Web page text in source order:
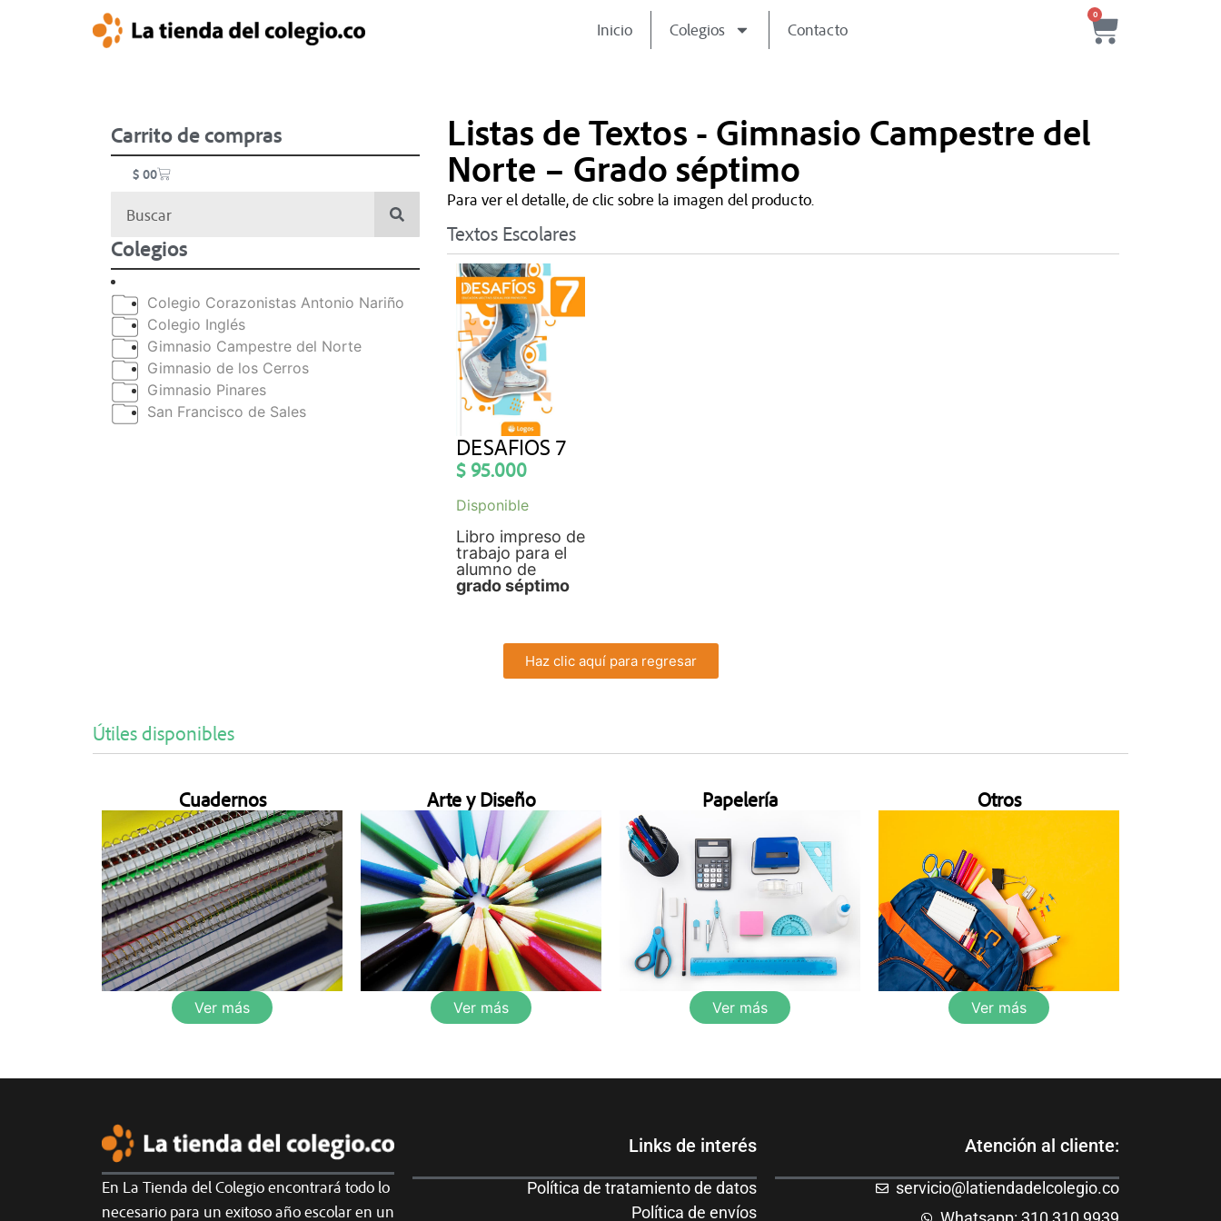
Inicio Colegios Contacto
0
Carrito de compras
$ 00
Colegios
Colegio Corazonistas Antonio Nariño
Colegio Inglés
Gimnasio Campestre del Norte
Gimnasio de los Cerros
Gimnasio Pinares
San Francisco de Sales
Listas de Textos - Gimnasio Campestre del
Norte – Grado séptimo
Para ver el detalle, de clic sobre la imagen del producto.
Textos Escolares
DESAFIOS 7
$95.000
Disponible
Libro impreso de
trabajo para el
alumno de
grado séptimo
Haz clic aquí para regresar
Útiles disponibles
Cuadernos
Ver más
Arte y Diseño
Ver más
Papelería
Ver más
Otros
Ver más
En La Tienda del Colegio encontrará todo lo
necesario para un exitoso año escolar en un
Links de interés
Política de tratamiento de datos
Política de envíos
Atención al cliente:
servicio@latiendadelcolegio.co